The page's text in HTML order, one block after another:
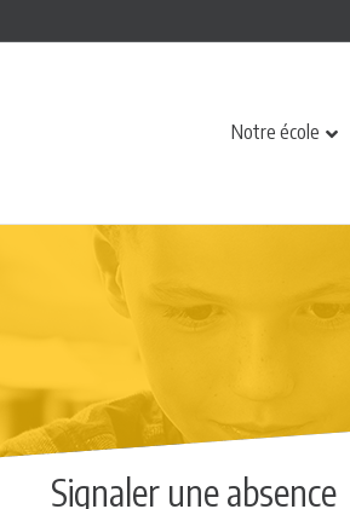
Notre école
Signaler une absence